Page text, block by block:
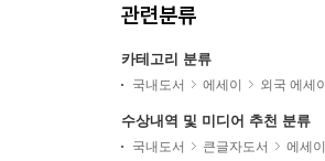
관련분류
카테고리 분류
국내도서 에세이 외국 에세이
수상내역 및 미디어 추천 분류
국내도서 큰글자도서
에세이